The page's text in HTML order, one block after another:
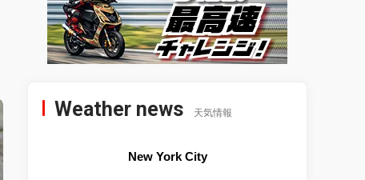
Weather news 天気情報
New York City